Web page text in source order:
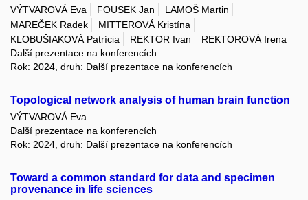
VÝTVAROVÁ Eva FOUSEK Jan
LAMOŠ Martin
MAREČEK Radek
MITTEROVÁ Kristína
KLOBUŠIAKOVÁ Patrícia
REKTOR Ivan
REKTOROVÁ Irena
Další prezentace na konferencích
Rok: 2024, druh: Další prezentace na konferencích
Topological network analysis of human brain function
VÝTVAROVÁ Eva
Další prezentace na konferencích
Rok: 2024, druh: Další prezentace na konferencích
Toward a common standard for data and specimen
provenance in life sciences